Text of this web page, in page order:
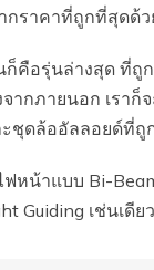
กราคาที่ถูกที่สุดด้
คือรุ่นล่างสุด ที่ถู
จากภายนอก เรา
ชุดล้ออัลลอยด์ที่
หน้าแบบ Bi-
Guiding เช่นเดี